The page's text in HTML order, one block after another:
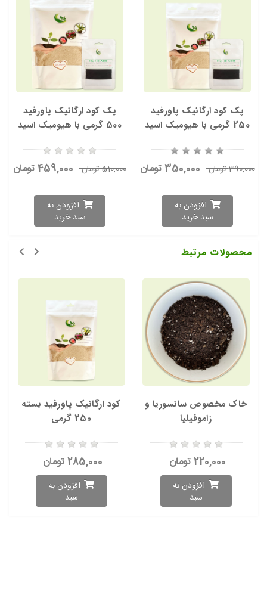
پک کود ارگانیک پاورفید
250 گرمی با هیومیک اسید
390,000 تومان 350,000 تومان
افزودن به
سبد خرید
پک کود ارگانیک پاورفید
500 گرمی با هیومیک اسید
510,000 تومان 459,000 تومان
افزودن به
سبد خرید
محصولات مرتبط
خاک مخصوص سانسوریا و
زاموفیلیا
220,000 تومان
افزودن به
سبد
کود ارگانیک پاورفید بسته
250 گرمی
285,000 تومان
افزودن به
سبد